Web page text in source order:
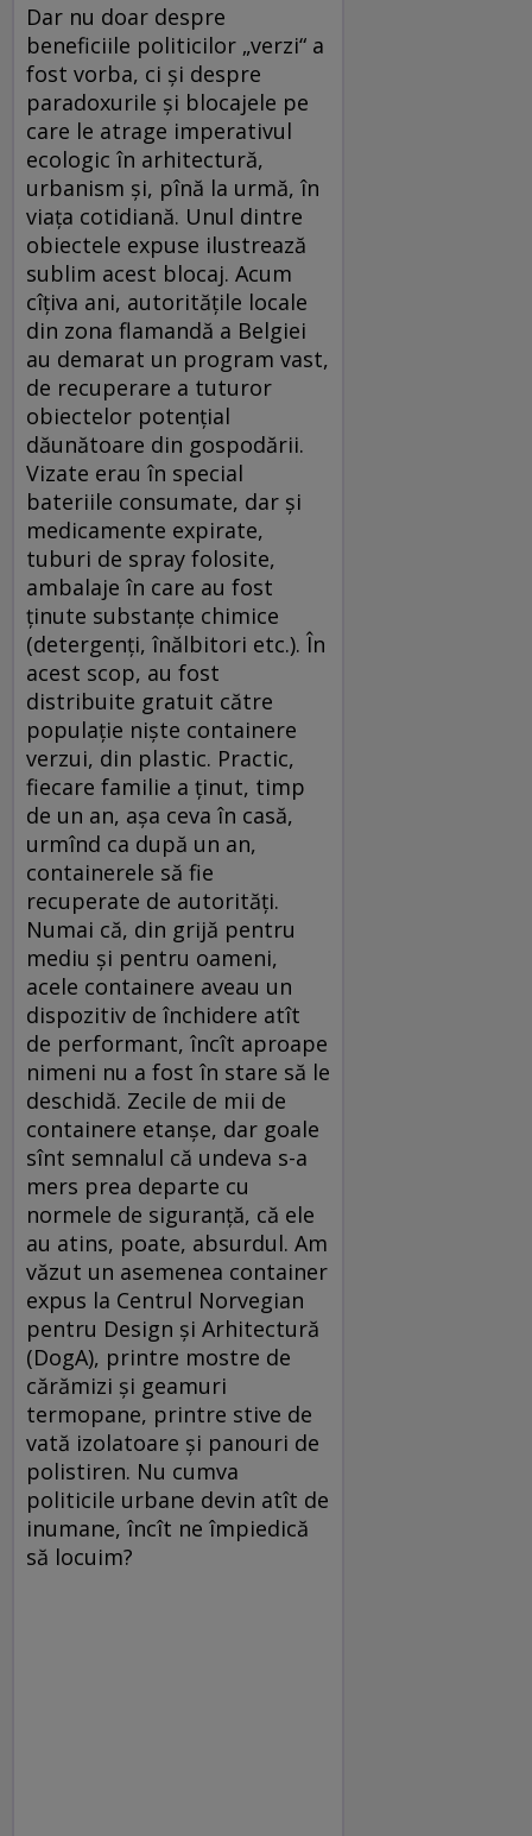
Dar nu doar despre
beneficiile politicilor „verzi“ a
fost vorba, ci şi despre
paradoxurile şi blocajele pe
care le atrage imperativul
ecologic în arhitectură,
urbanism şi, pînă la urmă, în
viaţa cotidiană. Unul dintre
obiectele expuse ilustrează
sublim acest blocaj. Acum
cîţiva ani, autorităţile locale
din zona flamandă a Belgiei
au demarat un program vast,
de recuperare a tuturor
obiectelor potenţial
dăunătoare din gospodării.
Vizate erau în special
bateriile consumate, dar şi
medicamente expirate,
tuburi de spray folosite,
ambalaje în care au fost
ţinute substanţe chimice
(detergenţi, înălbitori etc.). În
acest scop, au fost
distribuite gratuit către
populaţie nişte containere
verzui, din plastic. Practic,
fiecare familie a ţinut, timp
de un an, aşa ceva în casă,
urmînd ca după un an,
containerele să fie
recuperate de autorităţi.
Numai că, din grijă pentru
mediu şi pentru oameni,
acele containere aveau un
dispozitiv de închidere atît
de performant, încît aproape
nimeni nu a fost în stare să le
deschidă. Zecile de mii de
containere etanşe, dar goale
sînt semnalul că undeva s-a
mers prea departe cu
normele de siguranţă, că ele
au atins, poate, absurdul. Am
văzut un asemenea container
expus la Centrul Norvegian
pentru Design şi Arhitectură
(DogA), printre mostre de
cărămizi şi geamuri
termopane, printre stive de
vată izolatoare şi panouri de
polistiren. Nu cumva
politicile urbane devin atît de
inumane, încît ne împiedică
să locuim?